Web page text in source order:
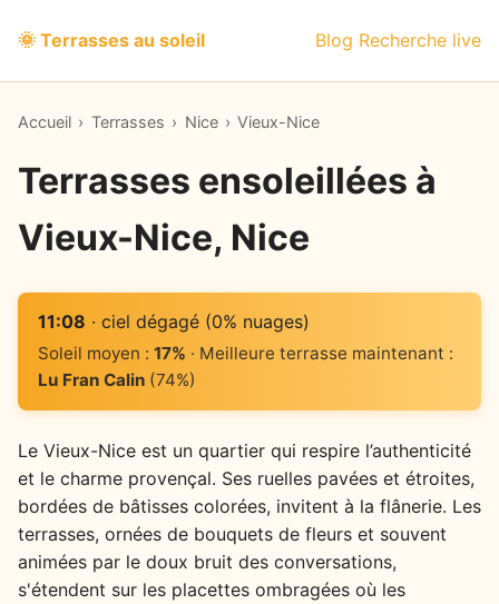
🌞 Terrasses au soleil Blog Recherche live
Accueil › Terrasses › Nice › Vieux-Nice
Terrasses ensoleillées à
Vieux-Nice, Nice
11:08 · ciel dégagé (0% nuages)
Soleil moyen : 17% · Meilleure terrasse maintenant :
Lu Fran Calin(74%)
Le Vieux-Nice est un quartier qui respire l’authenticité
et le charme provençal. Ses ruelles pavées et étroites,
bordées de bâtisses colorées, invitent à la flânerie. Les
terrasses, ornées de bouquets de fleurs et souvent
animées par le doux bruit des conversations,
s'étendent sur les placettes ombragées où les